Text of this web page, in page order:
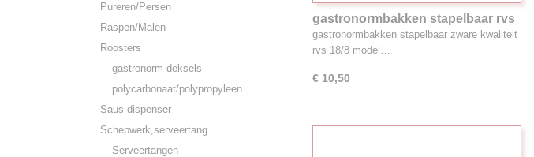
Pureren/Persen
Raspen/Malen
Roosters
gastronorm deksels
polycarbonaat/polypropyleen
Saus dispenser
Schepwerk,serveertang
Serveertangen
gastronormbakken stapelbaar rvs
18/8 1.7L 1/4GN
gastronormbakken stapelbaar zware kwaliteit
rvs 18/8 model…
€ 10,50